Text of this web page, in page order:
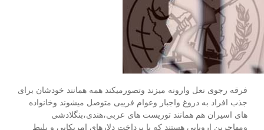
فرقه رجوی نعل وارونه میزند وتصورمیکند همه همانند خودشان برای
جذب افراد به دروغ واجبار وعوام فریبی متوصل میشوند وخانواده
های اسیران هم همانند توریست های عربی،هندی،بنگلادشی
ومهاجرین اروپایی هستند که با پرداخت دلارهای امریکایی و بلیط